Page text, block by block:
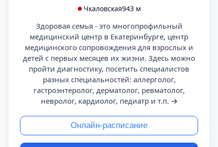
Чкаловская943 м
Здоровая семья - это многопрофильный
медицинский центр в Екатеринбурге, центр
медицинского сопровождения для взрослых и
детей с первых месяцев их жизни. Здесь можно
пройти диагностику, посетить специалистов
разных специальностей: аллерголог,
гастроэнтеролог, дерматолог, ревматолог,
невролог, кардиолог, педиатр и т.п. →
Онлайн-расписание